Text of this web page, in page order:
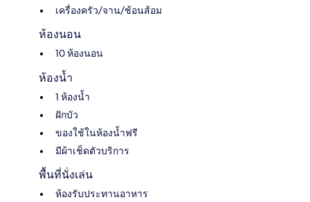
เครื่องครัว/จาน/ช้อนส้อม
ห้องนอน
10 ห้องนอน
ห้องน้ำ
1 ห้องน้ำ
ฝักบัว
ของใช้ในห้องน้ำฟรี
มีผ้าเช็ดตัวบริการ
พื้นที่นั่งเล่น
ห้องรับประทานอาหาร